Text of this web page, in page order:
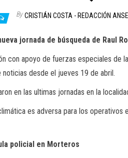
By CRISTIÁN COSTA - REDACCIÓN
jornada de búsqueda de Raul
con apoyo de fuerzas especiales de
noticias desde el jueves 19 de abril.
en las ultimas jornadas en la
es adversa para los
policial en Morteros